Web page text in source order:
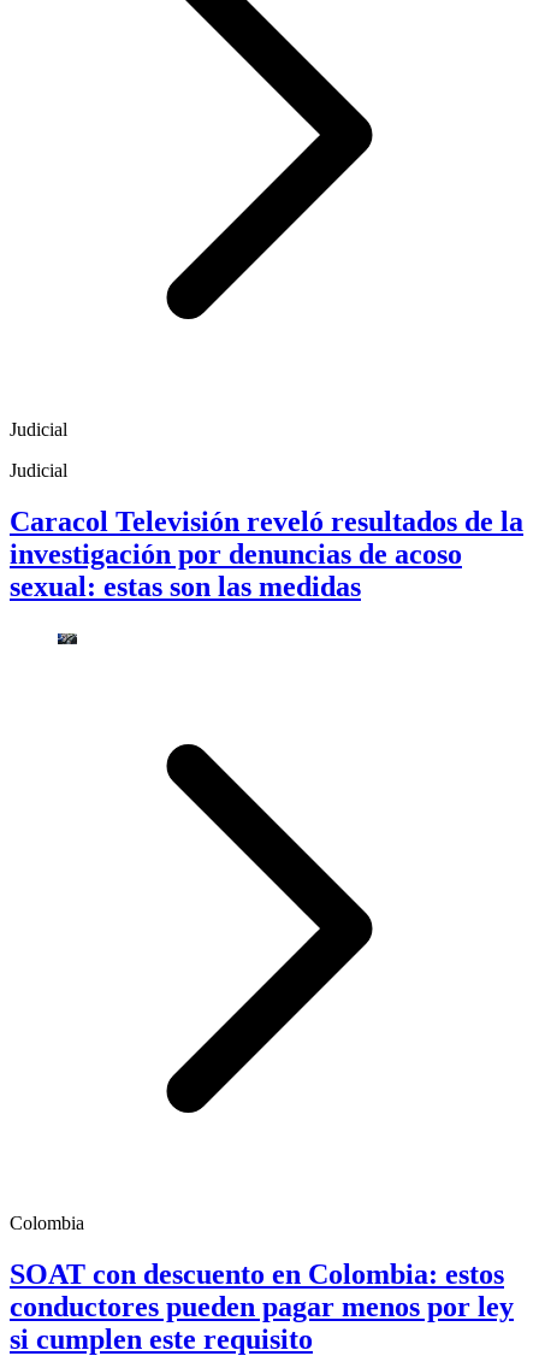
Judicial
Judicial
Caracol Televisión reveló resultados de la
investigación por denuncias de acoso
sexual: estas son las medidas
Colombia
SOAT con descuento en Colombia: estos
conductores pueden pagar menos por ley
si cumplen este requisito